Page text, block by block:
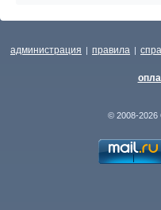
администрация | правила |
© 2008-